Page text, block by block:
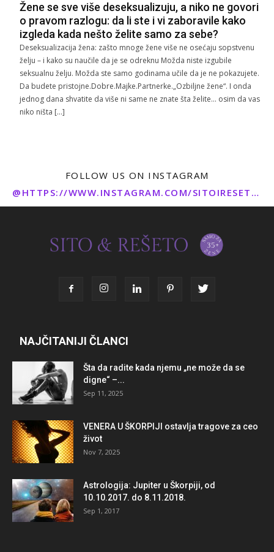
Žene se sve više deseksualizuju, a niko ne govori
o pravom razlogu: da li ste i vi zaboravile kako
izgleda kada nešto želite samo za sebe?
Deseksualizacija žena: zašto mnoge žene više ne osećaju sopstvenu
želju – i kako su naučile da je se odreknu Možda niste izgubile
seksualnu želju. Možda ste samo godinama učile da je ne pokazujete.
Da budete pristojne.Dobre.Majke.Partnerke.„Ozbiljne žene“. I onda
jednog dana shvatite da više ni same ne znate šta želite… osim da vas
niko ništa […]
FOLLOW US ON INSTAGRAM
@HTTPS://WWW.INSTAGRAM.COM/SITOIRESETO/
NAJČITANIJI ČLANCI
Šta da radite kada njemu „ne može da se
digne“ –...
Sep 11, 2025
VENERA U ŠKORPIJI ostavlja tragove za ceo
život
Nov 7, 2025
Astrologija: Jupiter u Škorpiji, od
10.10.2017. do 8.11.2018.
Sep 1, 2017